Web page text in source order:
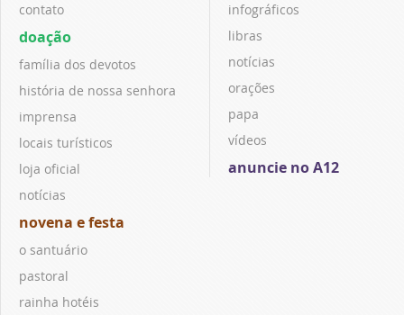
contato
doação
família dos devotos
história de nossa senhora
imprensa
locais turísticos
loja oficial
notícias
novena e festa
o santuário
pastoral
rainha hotéis
infográficos
libras
notícias
orações
papa
vídeos
anuncie no A12